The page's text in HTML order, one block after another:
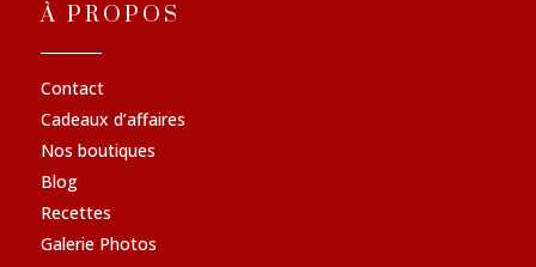
À PROPOS
Contact
Cadeaux d’affaires
Nos boutiques
Blog
Recettes
Galerie Photos